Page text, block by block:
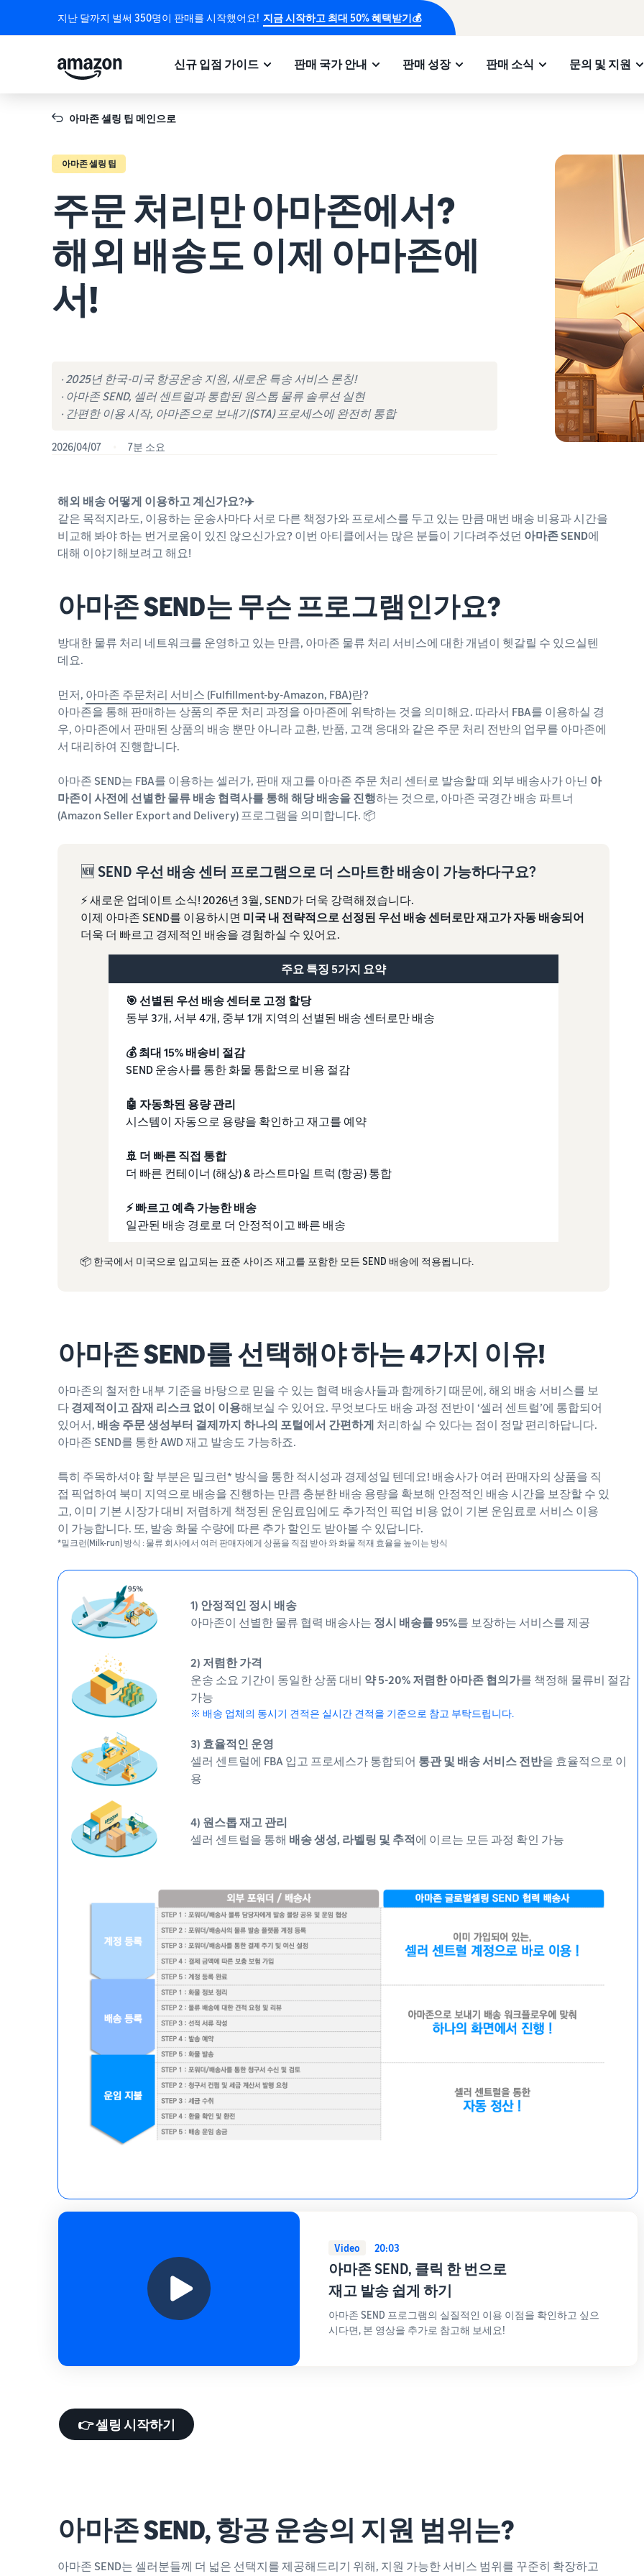
지난 달까지 벌써 350명이 판매를 시작했어요! 지금 시작하고 최대 50% 혜택받기💰
신규 입점 가이드 판매 국가 안내 판매 성장 판매 소식 문의 및 지원
아마존 셀링 팁 메인으로
아마존 셀링 팁
주문 처리만 아마존에서?
해외 배송도 이제 아마존에
서!
· 2025년 한국-미국 항공운송 지원, 새로운 특송 서비스 론칭!
· 아마존 SEND, 셀러 센트럴과 통합된 원스톱 물류 솔루션 실현
· 간편한 이용 시작, 아마존으로 보내기(STA) 프로세스에 완전히 통합
2026/04/07 7분 소요
해외 배송 어떻게 이용하고 계신가요?✈️
같은 목적지라도, 이용하는 운송사마다 서로 다른 책정가와 프로세스를 두고 있는 만큼 매번 배송 비용과 시간을
비교해 봐야 하는 번거로움이 있진 않으신가요? 이번 아티클에서는 많은 분들이 기다려주셨던 아마존 SEND에
대해 이야기해보려고 해요!
아마존 SEND는 무슨 프로그램인가요?
방대한 물류 처리 네트워크를 운영하고 있는 만큼, 아마존 물류 처리 서비스에 대한 개념이 헷갈릴 수 있으실텐
데요.
먼저, 아마존 주문처리 서비스 (Fulfillment-by-Amazon, FBA)란?
아마존을 통해 판매하는 상품의 주문 처리 과정을 아마존에 위탁하는 것을 의미해요. 따라서 FBA를 이용하실 경
우, 아마존에서 판매된 상품의 배송 뿐만 아니라 교환, 반품, 고객 응대와 같은 주문 처리 전반의 업무를 아마존에
서 대리하여 진행합니다.
아마존 SEND는 FBA를 이용하는 셀러가, 판매 재고를 아마존 주문 처리 센터로 발송할 때 외부 배송사가 아닌 아
마존이 사전에 선별한 물류 배송 협력사를 통해 해당 배송을 진행하는 것으로, 아마존 국경간 배송 파트너
(Amazon Seller Export and Delivery) 프로그램을 의미합니다. 📦
🆕 SEND 우선 배송 센터 프로그램으로 더 스마트한 배송이 가능하다구요?
⚡️ 새로운 업데이트 소식! 2026년 3월, SEND가 더욱 강력해졌습니다.
이제 아마존 SEND를 이용하시면 미국 내 전략적으로 선정된 우선 배송 센터로만 재고가 자동 배송되어
더욱 더 빠르고 경제적인 배송을 경험하실 수 있어요.
주요 특징 5가지 요약
🎯 선별된 우선 배송 센터로 고정 할당
동부 3개, 서부 4개, 중부 1개 지역의 선별된 배송 센터로만 배송
💰 최대 15% 배송비 절감
SEND 운송사를 통한 화물 통합으로 비용 절감
🤖 자동화된 용량 관리
시스템이 자동으로 용량을 확인하고 재고를 예약
🚢 더 빠른 직접 통합
더 빠른 컨테이너 (해상) & 라스트마일 트럭 (항공) 통합
⚡ 빠르고 예측 가능한 배송
일관된 배송 경로로 더 안정적이고 빠른 배송
📦 한국에서 미국으로 입고되는 표준 사이즈 재고를 포함한 모든 SEND 배송에 적용됩니다.
아마존 SEND를 선택해야 하는 4가지 이유!
아마존의 철저한 내부 기준을 바탕으로 믿을 수 있는 협력 배송사들과 함께하기 때문에, 해외 배송 서비스를 보
다 경제적이고 잠재 리스크 없이 이용해보실 수 있어요. 무엇보다도 배송 과정 전반이 ‘셀러 센트럴’에 통합되어
있어서, 배송 주문 생성부터 결제까지 하나의 포털에서 간편하게 처리하실 수 있다는 점이 정말 편리하답니다.
아마존 SEND를 통한 AWD 재고 발송도 가능하죠.
특히 주목하셔야 할 부분은 밀크런* 방식을 통한 적시성과 경제성일 텐데요! 배송사가 여러 판매자의 상품을 직
접 픽업하여 북미 지역으로 배송을 진행하는 만큼 충분한 배송 용량을 확보해 안정적인 배송 시간을 보장할 수 있
고, 이미 기본 시장가 대비 저렴하게 책정된 운임료임에도 추가적인 픽업 비용 없이 기본 운임료로 서비스 이용
이 가능합니다. 또, 발송 화물 수량에 따른 추가 할인도 받아볼 수 있답니다.
*밀크런(Milk-run) 방식 : 물류 회사에서 여러 판매자에게 상품을 직접 받아 와 화물 적재 효율을 높이는 방식
1) 안정적인 정시 배송
아마존이 선별한 물류 협력 배송사는 정시 배송률 95%를 보장하는 서비스를 제공
2) 저렴한 가격
운송 소요 기간이 동일한 상품 대비 약 5-20% 저렴한 아마존 협의가를 책정해 물류비 절감
가능
※ 배송 업체의 동시기 견적은 실시간 견적을 기준으로 참고 부탁드립니다.
3) 효율적인 운영
셀러 센트럴에 FBA 입고 프로세스가 통합되어 통관 및 배송 서비스 전반을 효율적으로 이
용
4) 원스톱 재고 관리
셀러 센트럴을 통해 배송 생성, 라벨링 및 추적에 이르는 모든 과정 확인 가능
Video 20:03
아마존 SEND, 클릭 한 번으로
재고 발송 쉽게 하기
아마존 SEND 프로그램의 실질적인 이용 이점을 확인하고 싶으
시다면, 본 영상을 추가로 참고해 보세요!
👉 셀링 시작하기
아마존 SEND, 항공 운송의 지원 범위는?
아마존 SEND는 셀러분들께 더 넓은 선택지를 제공해드리기 위해, 지원 가능한 서비스 범위를 꾸준히 확장하고